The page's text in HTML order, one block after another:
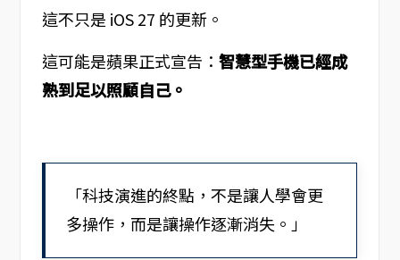
這不只是 iOS 27 的更新。
這可能是蘋果正式宣告： 智慧型手機已經成
熟到足以照顧自己。
「科技演進的終點，不是讓人學會更
多操作，而是讓操作逐漸消失。」